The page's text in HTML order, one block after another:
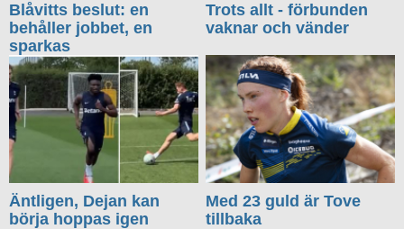
Blåvitts beslut: en
behåller jobbet, en
sparkas
Trots allt - förbunden
vaknar och vänder
Äntligen, Dejan kan
börja hoppas igen
Med 23 guld är Tove
tillbaka